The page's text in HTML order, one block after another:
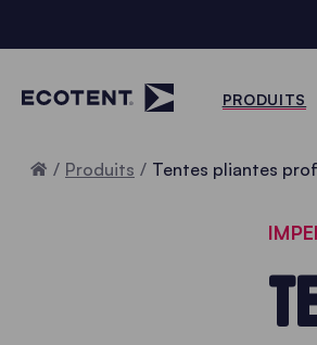
PRODUITS
Accueil
Produits Tentes pliantes